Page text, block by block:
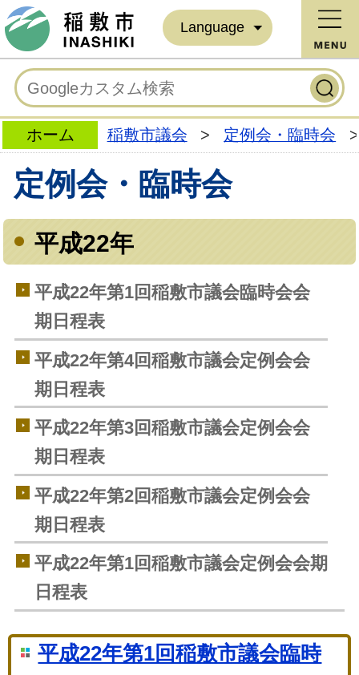
Language
ホーム 稲敷市議会 > 定例会・臨時会 >
定例会・臨時会
平成22年
平成22年第1回稲敷市議会臨時会会
期日程表
平成22年第4回稲敷市議会定例会会
期日程表
平成22年第3回稲敷市議会定例会会
期日程表
平成22年第2回稲敷市議会定例会会
期日程表
平成22年第1回稲敷市議会定例会会期
日程表
平成22年第1回稲敷市議会臨時